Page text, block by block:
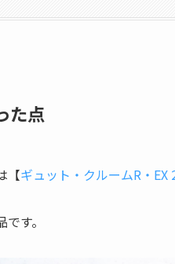
た点
【ギュット・クルームR・EX
す。